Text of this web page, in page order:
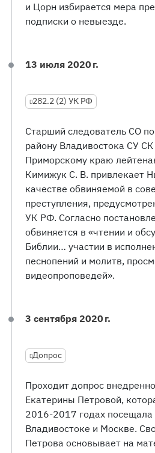
и Цорн избирается мера
подписки о невыезде.
13 июля 2020 г.
282.2 (2) УК РФ
Старший следователь СО
району Владивостока СУ
Приморскому краю
Кимижук С. В. привлекает
качестве обвиняемой в
преступления,
УК РФ. Согласно
обвиняется в «чтении и
Библии… участии в
песнопений и молитв,
видеопроповедей».
3 сентября 2020 г.
Допрос
Проходит допрос
Екатерины Петровой,
2016-2017 годах посещала
Владивостоке и Москве.
Петрова основывает на